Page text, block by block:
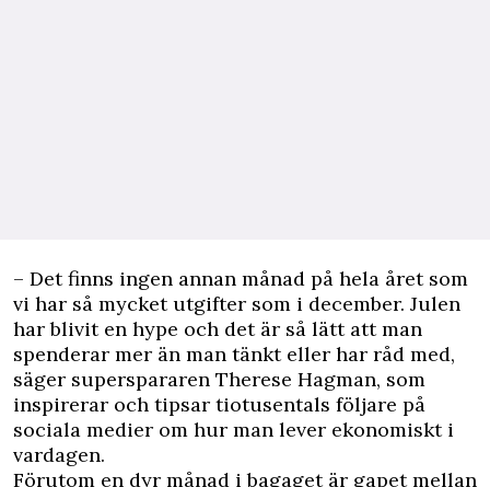
– Det finns ingen annan månad på hela året som
vi har så mycket utgifter som i december. Julen
har blivit en hype och det är så lätt att man
spenderar mer än man tänkt eller har råd med,
säger superspararen Therese Hagman, som
inspirerar och tipsar tiotusentals följare på
sociala medier om hur man lever ekonomiskt i
vardagen.
Förutom en dyr månad i bagaget är gapet mellan